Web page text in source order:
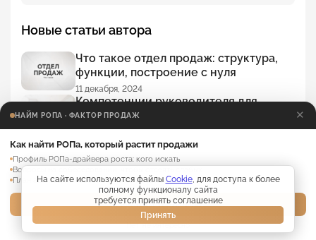
Новые статьи автора
Что такое отдел продаж: структура,
функции, построение с нуля
11 декабря, 2024
Компетенции руководителя для
эффективного управления
11 декабря, 2024
Воронка продаж для менеджера по
продажам
11 декабря, 2024
Как начать разговор с клиентом:
проверенные фразы и тактики от
11 декабря, 2024
НАЙМ РОПА · ФАКТОР ПРОДАЖ ✕
Как найти РОПа, который растит продажи
Профиль РОПа-драйвера роста: кого искать
Вопросы на собеседовании, чтобы отсеять слабых
План адаптации нового РОПа на 30 дней
Забрать материалы →
Нет, не интересно
На сайте используются файлы Cookie, для доступа к более
полному функционалу сайта
требуется принять соглашение
Принять